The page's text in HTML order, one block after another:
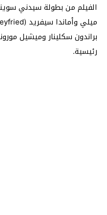
براندون سكلينار وميشيل
رئيسية.